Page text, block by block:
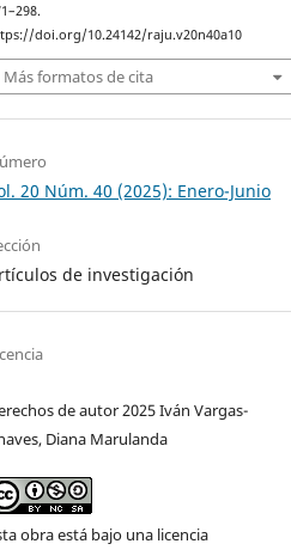
doi.org/10.24142/raju.v20n40a10
Más formatos de cita
20 Núm. 40 (2025): Enero-Junio
de investigación
de autor 2025 Iván Vargas-
Diana Marulanda
obra está bajo una licencia